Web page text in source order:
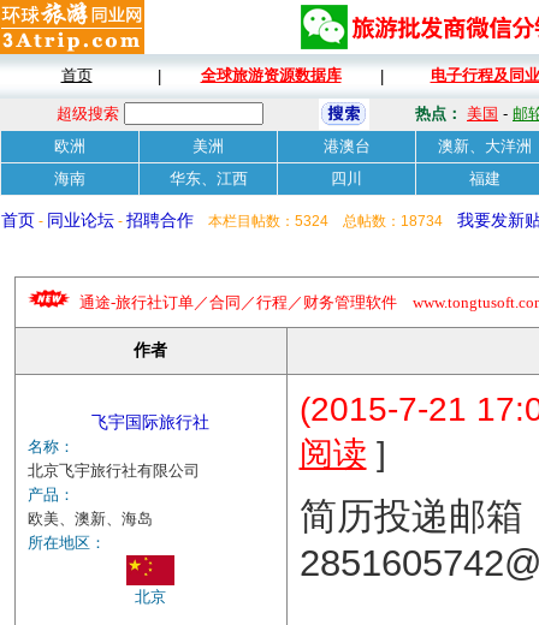
首页 全球旅游资源数据库 电子行程及同
超级搜索 热点： 美国 - 邮
欧洲
美洲 港澳台
澳新、大洋洲
海南
华东、江西 四川 福建
首页 - 同业论坛 - 招聘合作 本栏目帖数：5324 总帖数：18734 我要发新
通途-旅行社订单／合同／行程／财务管理软件
作者
飞宇国际旅行社
名称：
北京飞宇旅行社有限公司
产品：
欧美、澳新、海岛
所在地区：
北京
(2015-7-21
阅读 ]
简历投递邮箱